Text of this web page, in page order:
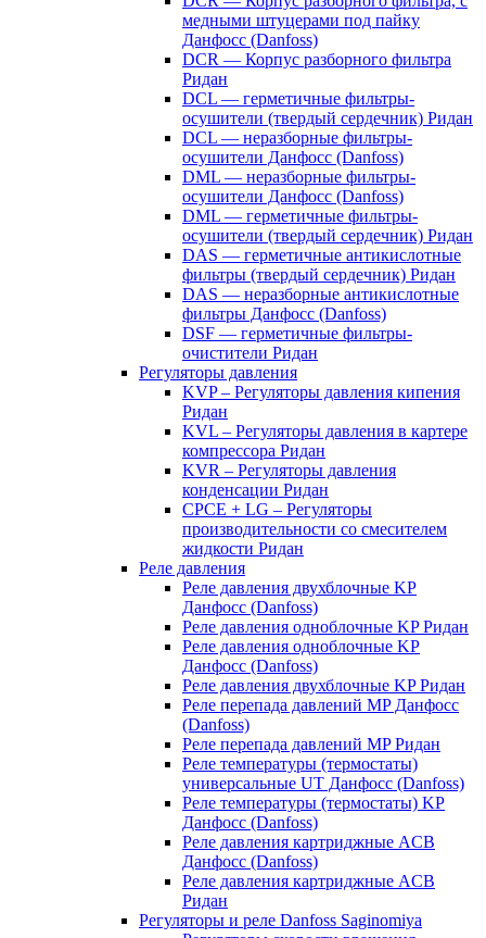
медными штуцерами под пайку
Данфосс (Danfoss)
DCR — Корпус разборного фильтра
Ридан
DCL — герметичные фильтры-
осушители (твердый сердечник) Ридан
DCL — неразборные фильтры-
осушители Данфосс (Danfoss)
DML — неразборные фильтры-
осушители Данфосс (Danfoss)
DML — герметичные фильтры-
осушители (твердый сердечник) Ридан
DAS — герметичные антикислотные
фильтры (твердый сердечник) Ридан
DAS — неразборные антикислотные
фильтры Данфосс (Danfoss)
DSF — герметичные фильтры-
очистители Ридан
Регуляторы давления
KVP – Регуляторы давления кипения
Ридан
KVL – Регуляторы давления в картере
компрессора Ридан
KVR – Регуляторы давления
конденсации Ридан
CPCE + LG – Регуляторы
производительности со смесителем
жидкости Ридан
Реле давления
Реле давления двухблочные KP
Данфосс (Danfoss)
Реле давления одноблочные KP Ридан
Реле давления одноблочные KP
Данфосс (Danfoss)
Реле давления двухблочные KP Ридан
Реле перепада давлений MP Данфосс
(Danfoss)
Реле перепада давлений MP Ридан
Реле температуры (термостаты)
универсальные UT Данфосс (Danfoss)
Реле температуры (термостаты) KP
Данфосс (Danfoss)
Реле давления картриджные ACB
Данфосс (Danfoss)
Реле давления картриджные ACB
Ридан
Регуляторы и реле Danfoss Saginomiya